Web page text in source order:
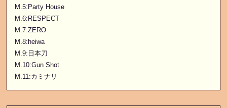
M.5:Party House
M.6:RESPECT
M.7:ZERO
M.8:heiwa
M.9:日本刀
M.10:Gun Shot
M.11:カミナリ